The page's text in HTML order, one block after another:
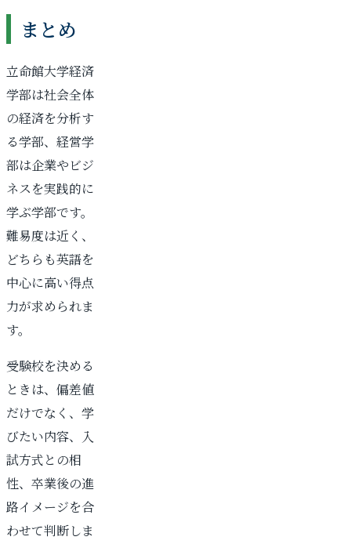
まとめ
立命館大学経済
学部は社会全体
の経済を分析す
る学部、経営学
部は企業やビジ
ネスを実践的に
学ぶ学部です。
難易度は近く、
どちらも英語を
中心に高い得点
力が求められま
す。
受験校を決める
ときは、偏差値
だけでなく、学
びたい内容、入
試方式との相
性、卒業後の進
路イメージを合
わせて判断しま